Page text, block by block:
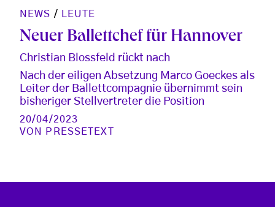
NEWS / LEUTE
Neuer Ballettchef für Hannover
Christian Blossfeld rückt nach
Nach der eiligen Absetzung Marco Goeckes als
Leiter der Ballettcompagnie übernimmt sein
bisheriger Stellvertreter die Position
20/04/2023
VON
PRESSETEXT